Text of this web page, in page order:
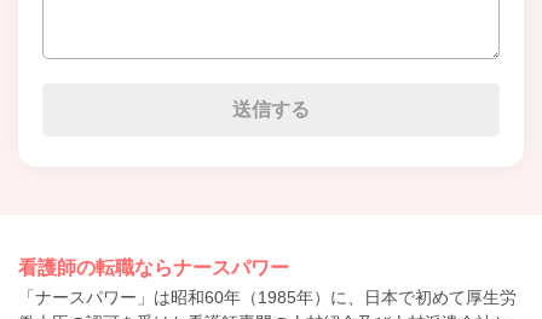
看護師の転職ならナースパワー
「ナースパワー」は昭和60年（1985年）に、日本で初めて厚生労